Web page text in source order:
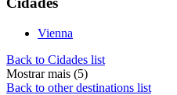
Vienna
Back to Cidades list
Mostrar mais (5)
Back to other destinations list